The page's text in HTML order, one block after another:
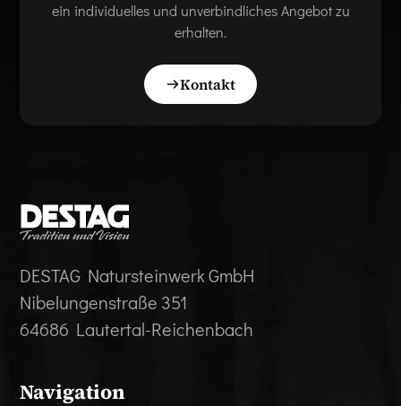
ein individuelles und unverbindliches Angebot zu
erhalten.
Kontakt
DESTAG Natursteinwerk GmbH
Nibelungenstraße 351
64686 Lautertal-Reichenbach
Navigation